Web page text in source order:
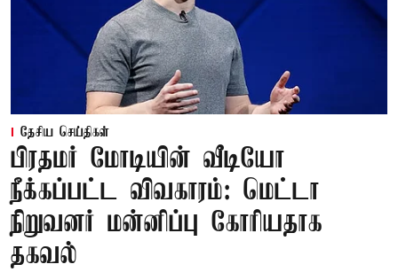
தேசிய செய்திகள்
பிரதமர் மோடியின் வீடியோ
நீக்கப்பட்ட விவகாரம்: மெட்டா
நிறுவனர் மன்னிப்பு கோரியதாக
தகவல்